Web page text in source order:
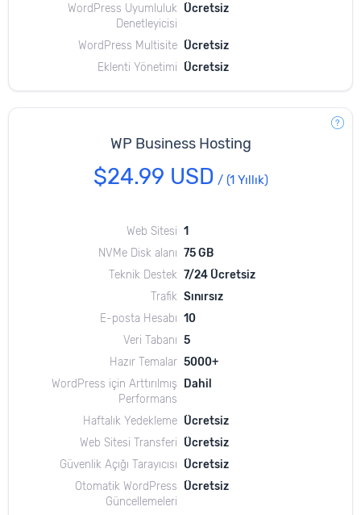
WordPress Uyumluluk
Denetleyicisi
Ücretsiz
WordPress Multisite Ücretsiz
Eklenti Yönetimi
Ücretsiz
WP Business Hosting
$24.99 USD / (1 Yıllık)
Web Sitesi 1
NVMe Disk alanı 75 GB
Teknik Destek 7/24 Ücretsiz
Trafik Sınırsız
E-posta Hesabı 10
Veri Tabanı 5
Hazır Temalar 5000+
WordPress için Arttırılmış
Performans
Dahil
Haftalık Yedekleme Ücretsiz
Web Sitesi Transferi
Ücretsiz
Güvenlik Açığı Tarayıcısı
Ücretsiz
Otomatik WordPress
Güncellemeleri
Ücretsiz